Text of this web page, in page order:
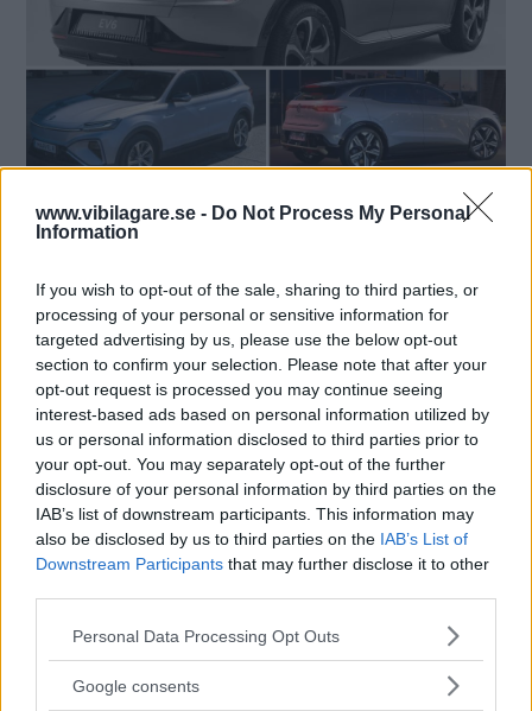
www.vibilagare.se - Do Not Process My Personal
Information
If you wish to opt-out of the sale, sharing to third parties, or
processing of your personal or sensitive information for
targeted advertising by us, please use the below opt-out
section to confirm your selection. Please note that after your
opt-out request is processed you may continue seeing
interest-based ads based on personal information utilized by
us or personal information disclosed to third parties prior to
your opt-out. You may separately opt-out of the further
disclosure of your personal information by third parties on the
IAB’s list of downstream participants. This information may
also be disclosed by us to third parties on the IAB’s List of
Downstream Participants that may further disclose it to other
Please note that this website/app uses one or more Google
not limited to your visit or usage behaviour. You may click to
Personal Data Processing Opt Outs
Google consents
testförare väljer sina favoriter till finalen i Årets Bil.
Text
Redaktionen
Det här är en låst artikel.Logga inför
DIGITAL PRENUMERATION